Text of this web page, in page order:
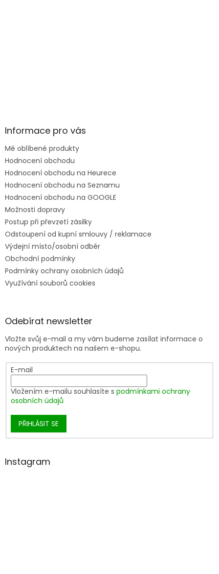
Informace pro vás
Mé oblíbené produkty
Hodnocení obchodu
Hodnocení obchodu na Heurece
Hodnocení obchodu na Seznamu
Hodnocení obchodu na GOOGLE
Možnosti dopravy
Postup při převzetí zásilky
Odstoupení od kupní smlouvy / reklamace
Výdejní místo/osobní odběr
Obchodní podmínky
Podmínky ochrany osobních údajů
Využívání souborů cookies
Odebírat newsletter
Vložte svůj e-mail a my vám budeme zasílat informace o
nových produktech na našem e-shopu.
E-mail
Vložením e-mailu souhlasíte s podmínkami ochrany
osobních údajů
PŘIHLÁSIT SE
Instagram